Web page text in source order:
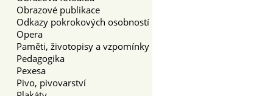
Obrazové publikace
Odkazy pokrokových osobností
Opera
Paměti, životopisy a vzpomínky
Pedagogika
Pexesa
Pivo, pivovarství